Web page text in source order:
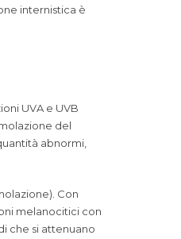
internistica è
UVA e UVB
del
abnormi,
Con
melanocitici con
che si attenuano